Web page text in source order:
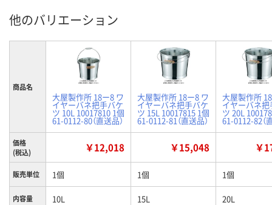
他のバリエーション
商品名
大屋製作所 18ー8 ワ
イヤーバネ把手バケ
ツ 10L 10017810 1個
61-0112-80（直送品）
大屋製作所 18ー8 ワ
イヤーバネ把手バケ
ツ 15L 10017815 1個
61-0112-81（直送品）
大屋製作所
イヤーバネ
ツ 20L
61-0112-82（
価格
(税込)
￥12,018 ￥15,048 ￥
販売単位 1個 1個 1個
内容量 10L 15L 20L